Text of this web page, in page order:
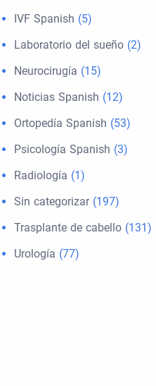
IVF Spanish (5)
Laboratorio del sueño (2)
Neurocirugía (15)
Noticias Spanish (12)
Ortopedía Spanish (53)
Psicología Spanish (3)
Radiología (1)
Sin categorizar(197)
Trasplante de cabello (131)
Urología (77)